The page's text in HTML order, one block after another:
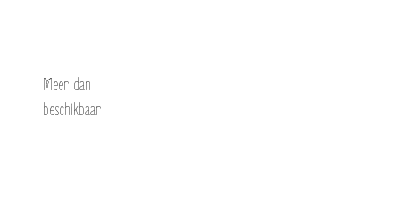
Meer dan
beschikbaar